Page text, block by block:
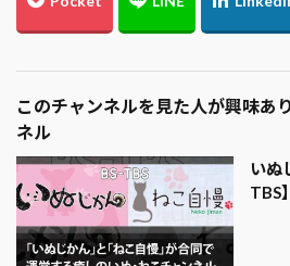
このチャンネルを見た人が興味あ
ネル
いぬ
TBS】